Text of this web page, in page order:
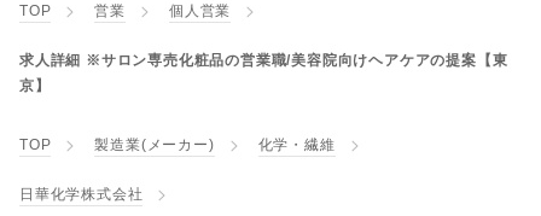
TOP 営業 個人営業
求人詳細 ※サロン専売化粧品の営業職/美容院向けヘアケアの提案【東
京】
TOP 製造業(メーカー) 化学・繊維
日華化学株式会社